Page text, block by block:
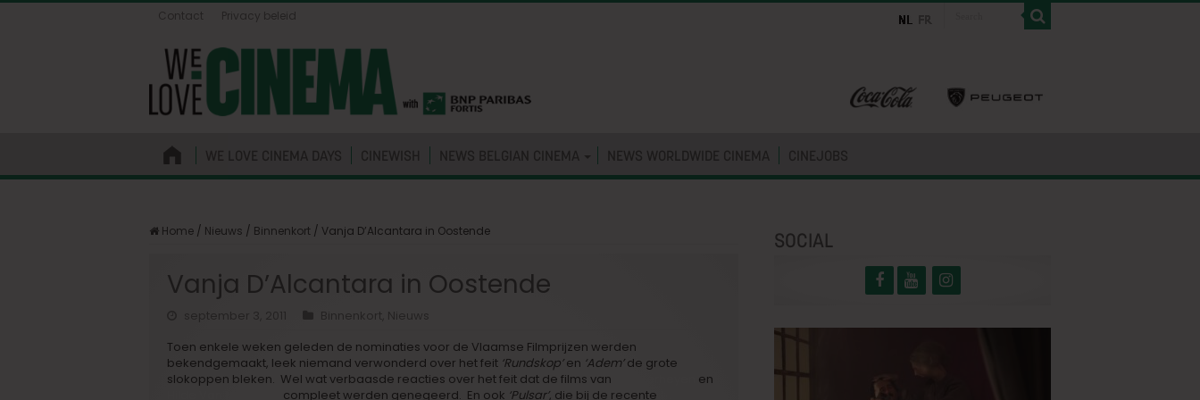
Contact Privacy beleid
WE LOVE CINEMA DAYS CINEWISH NEWS BELGIAN CINEMA NEWS WORLDWIDE CINEMA CINEJOBS
Home / Nieuws / Binnenkort / Vanja D’Alcantara in Oostende
Vanja D’Alcantara in Oostende
Binnenkort Nieuws
Toen enkele weken geleden de nominaties voor de Vlaamse Filmprijzen werden
bekendgemaakt, leek niemand verwonderd over het feit ‘Rundskop’en ‘Adem’de grote
slokoppen bleken. Wel wat verbaasde reacties over het feit dat de films van
en
compleet werden genegeerd. En ook ‘Pulsar’, die bij de recente
SOCIAL